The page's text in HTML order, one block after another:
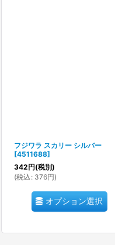
フジワラ スカリー シルバー
[4511688]
342円(税別)
(税込 : 376円)
オプション選択